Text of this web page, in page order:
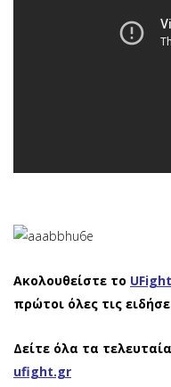
Ακολουθείστε το
πρώτοι όλες τις
Δείτε όλα τα
ufight.gr